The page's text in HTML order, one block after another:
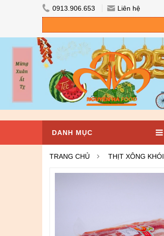
0913.906.653 Liên hệ
DANH MỤC
TRANG CHỦ THỊT XÔNG KHÓI